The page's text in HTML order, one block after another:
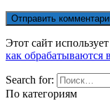
Этот сайт
как обрабатываются
Search for:
По категориям